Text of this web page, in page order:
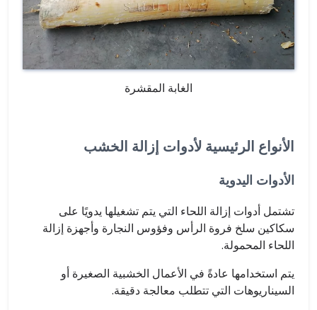
الغابة المقشرة
الأنواع الرئيسية لأدوات إزالة الخشب
الأدوات اليدوية
تشتمل أدوات إزالة اللحاء التي يتم تشغيلها يدويًا على
سكاكين سلخ فروة الرأس وفؤوس النجارة وأجهزة إزالة
اللحاء المحمولة.
يتم استخدامها عادةً في الأعمال الخشبية الصغيرة أو
السيناريوهات التي تتطلب معالجة دقيقة.